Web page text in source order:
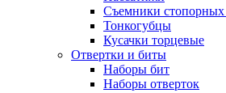
Съемники стопорных
Тонкогубцы
Кусачки торцевые
Отвертки и биты
Наборы бит
Наборы отверток